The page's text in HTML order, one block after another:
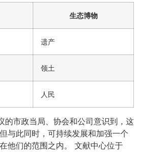
生态博物
遗产
领土
人民
的市政当局、协会和公司意识到，这
与此同时，可持续发展和加强一个
他们的范围之内。 文献中心位于